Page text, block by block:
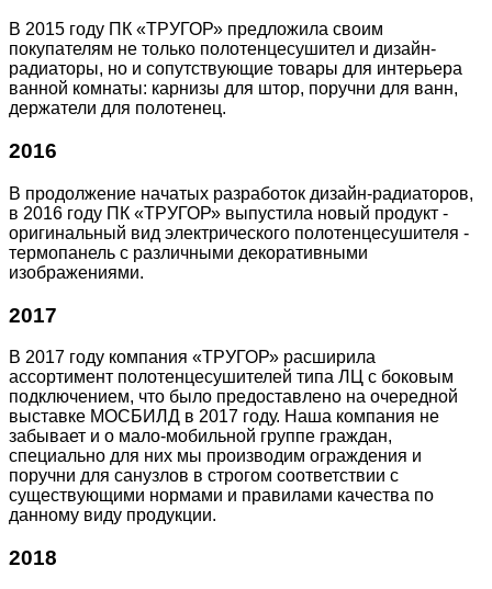
В 2015 году ПК «ТРУГОР» предложила своим
покупателям не только полотенцесушител и дизайн-
радиаторы, но и сопутствующие товары для интерьера
ванной комнаты: карнизы для штор, поручни для ванн,
держатели для полотенец.
2016
В продолжение начатых разработок дизайн-радиаторов,
в 2016 году ПК «ТРУГОР» выпустила новый продукт -
оригинальный вид электрического полотенцесушителя -
термопанель с различными декоративными
изображениями.
2017
В 2017 году компания «ТРУГОР» расширила
ассортимент полотенцесушителей типа ЛЦ с боковым
подключением, что было предоставлено на очередной
выставке МОСБИЛД в 2017 году. Наша компания не
забывает и о мало-мобильной группе граждан,
специально для них мы производим ограждения и
поручни для санузлов в строгом соответствии с
существующими нормами и правилами качества по
данному виду продукции.
2018